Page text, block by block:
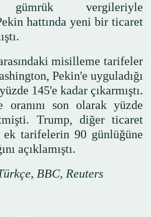
gümrük vergileriyle
hattında yeni bir ticaret
misilleme tarifeler
Pekin'e uyguladığı
145'e kadar çıkarmıştı.
son olarak yüzde
Trump, diğer ticaret
ek tarifelerin 90 günlüğüne
açıklamıştı.
BBC, Reuters